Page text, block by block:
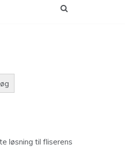
løsning til fliserens